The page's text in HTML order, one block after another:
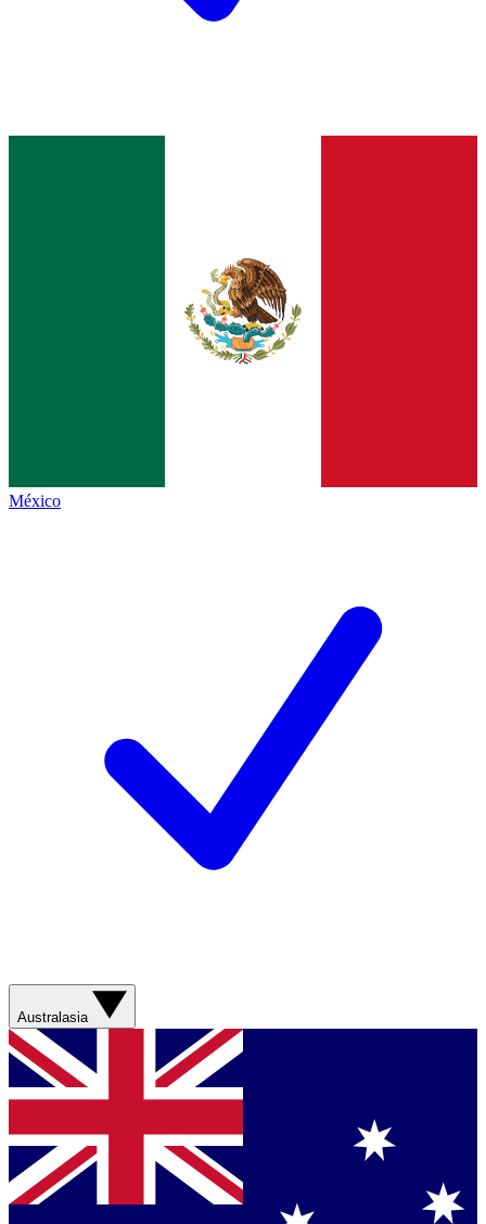
México
Australasia